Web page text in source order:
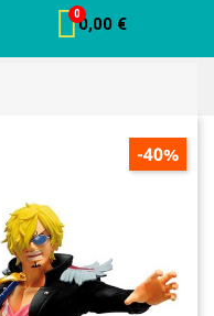
0,00 €
-40%